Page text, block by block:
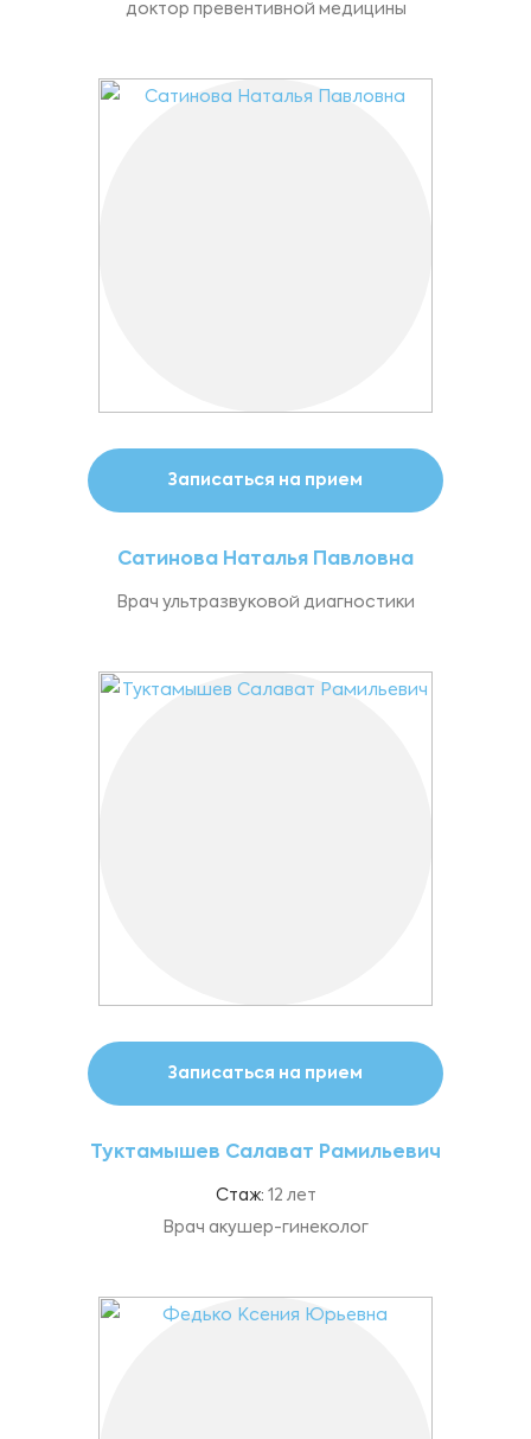
доктор превентивной медицины
Записаться на прием
Сатинова Наталья Павловна
Врач ультразвуковой диагностики
Записаться на прием
Туктамышев Салават Рамильевич
Стаж: 12 лет
Врач акушер-гинеколог